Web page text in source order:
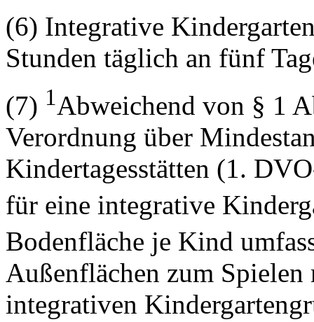
(6) Integrative
Stunden täglich an fünf
(7) 1Abweichend von § 1
Verordnung über
Kindertagesstätten (1.
für eine integrative
Bodenfläche je Kind
Außenflächen zum Spielen
integrativen